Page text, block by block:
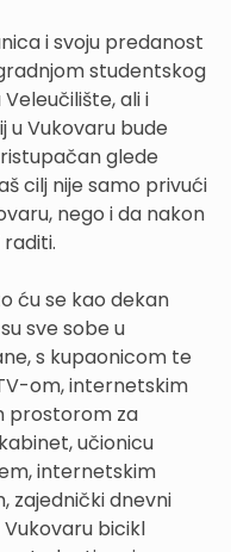
i svoju predanost
studentskog
ali i
u Vukovaru bude
glede
cilj nije samo privući
nego i da nakon
ću se kao dekan
sve sobe u
s kupaonicom te
om, internetskim
prostorom za
učionicu
internetskim
zajednički dnevni
Vukovaru bicikl